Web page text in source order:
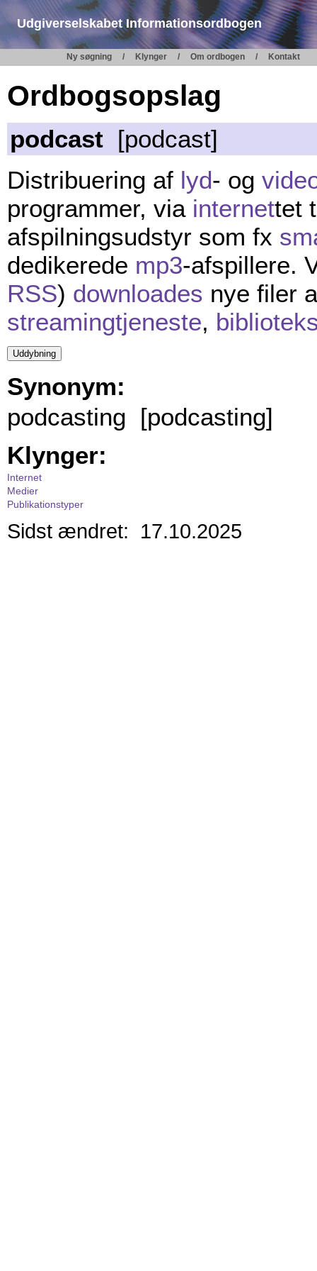
Udgiverselskabet Informationsordbogen
Ny søgning Klynger Om ordbogen Kontakt
Ordbogsopslag
podcast [podcast]
Distribuering af lyd- og
programmer, via internettet
afspilningsudstyr som fx
dedikerede mp3-afspillere.
RSS) downloades nye filer
streamingtjeneste,
Synonym:
podcasting [podcasting]
Klynger:
Internet
Medier
Publikationstyper
Sidst ændret: 17.10.2025